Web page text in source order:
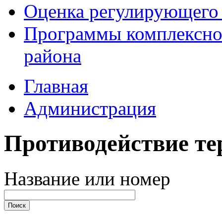
Оценка регулирующего
Программы
района
Главная
Администрация
Противодействие
Название или номер